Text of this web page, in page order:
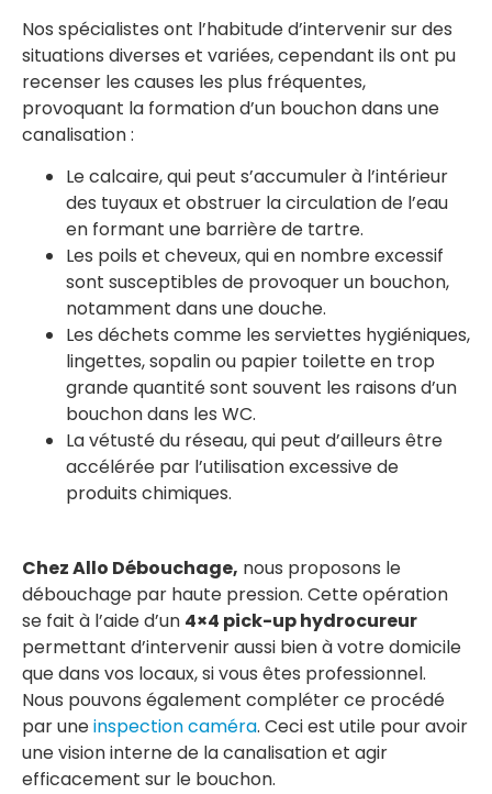
Nos spécialistes ont l’habitude d’intervenir sur des
situations diverses et variées, cependant ils ont pu
recenser les causes les plus fréquentes,
provoquant la formation d’un bouchon dans une
canalisation :
Le calcaire, qui peut s’accumuler à l’intérieur
des tuyaux et obstruer la circulation de l’eau
en formant une barrière de tartre.
Les poils et cheveux, qui en nombre excessif
sont susceptibles de provoquer un bouchon,
notamment dans une douche.
Les déchets comme les serviettes hygiéniques,
lingettes, sopalin ou papier toilette en trop
grande quantité sont souvent les raisons d’un
bouchon dans les WC.
La vétusté du réseau, qui peut d’ailleurs être
accélérée par l’utilisation excessive de
produits chimiques.
Chez Allo Débouchage, nous proposons le
débouchage par haute pression. Cette opération
se fait à l’aide d’un 4×4 pick-up hydrocureur
permettant d’intervenir aussi bien à votre domicile
que dans vos locaux, si vous êtes professionnel.
Nous pouvons également compléter ce procédé
par uneinspection caméra. Ceci est utile pour avoir
une vision interne de la canalisation et agir
efficacement sur le bouchon.